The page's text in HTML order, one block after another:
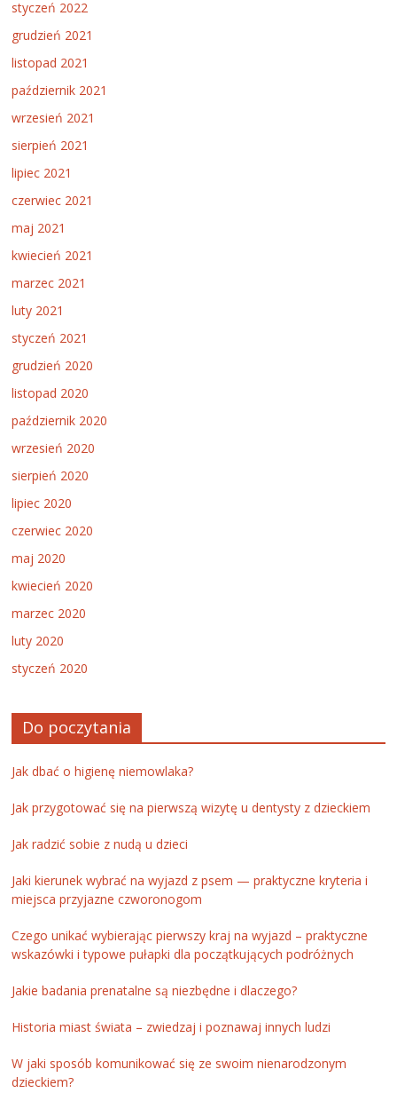
styczeń 2022
grudzień 2021
listopad 2021
październik 2021
wrzesień 2021
sierpień 2021
lipiec 2021
czerwiec 2021
maj 2021
kwiecień 2021
marzec 2021
luty 2021
styczeń 2021
grudzień 2020
listopad 2020
październik 2020
wrzesień 2020
sierpień 2020
lipiec 2020
czerwiec 2020
maj 2020
kwiecień 2020
marzec 2020
luty 2020
styczeń 2020
Do poczytania
Jak dbać o higienę niemowlaka?
Jak przygotować się na pierwszą wizytę u dentysty z dzieckiem
Jak radzić sobie z nudą u dzieci
Jaki kierunek wybrać na wyjazd z psem — praktyczne kryteria i
miejsca przyjazne czworonogom
Czego unikać wybierając pierwszy kraj na wyjazd – praktyczne
wskazówki i typowe pułapki dla początkujących podróżnych
Jakie badania prenatalne są niezbędne i dlaczego?
Historia miast świata – zwiedzaj i poznawaj innych ludzi
W jaki sposób komunikować się ze swoim nienarodzonym
dzieckiem?